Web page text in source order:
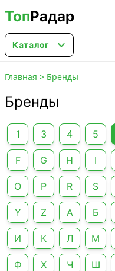
ТопРадар
Каталог 
Главная > Бренды
Бренды
1 3 4 5
F G H I
O P R S
Y Z А Б
И К Л М
Ф Х Ч Ш